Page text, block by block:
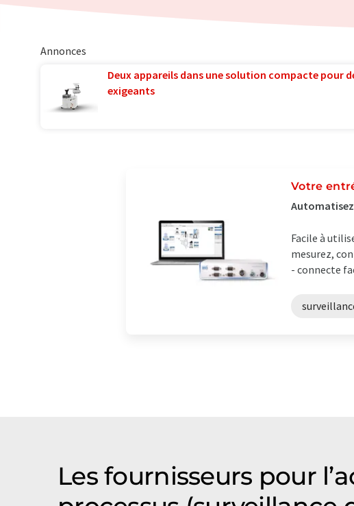
Annonces
Deux appareils dans une solution compacte pour
exigeants
Votre
Facile à
mesurez,
- connecte
Les fournisseurs pour